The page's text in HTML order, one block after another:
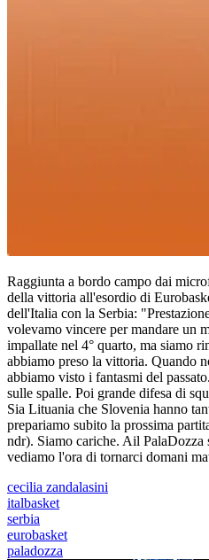
Raggiunta a bordo campo dai
della vittoria all'esordio di
dell'Italia con la Serbia:
volevamo vincere per mandare un
impallate nel 4° quarto, ma siamo
abbiamo preso la vittoria. Quando
abbiamo visto i fantasmi del
sulle spalle. Poi grande difesa di
Sia Lituania che Slovenia hanno
prepariamo subito la prossima
ndr). Siamo cariche. Ail PalaDozza
vediamo l'ora di tornarci domani
cecilia zandalasini
italbasket
serbia
eurobasket
paladozza